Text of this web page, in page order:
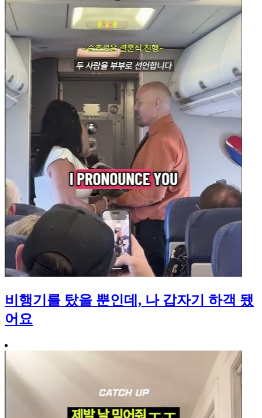
비행기를 탔을 뿐인데, 나 갑자기 하객 됐
어요